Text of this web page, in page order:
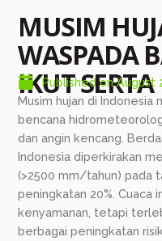
MUSIM
WASPADA
IKUT SERTA
Published onAugust
Musim hujan di
bencana
dan angin kencang.
Indonesia diperkirakan
(>2500 mm/tahun) pada
peningkatan 20%. Cuaca
kenyamanan, tetapi
berbagai peningkatan